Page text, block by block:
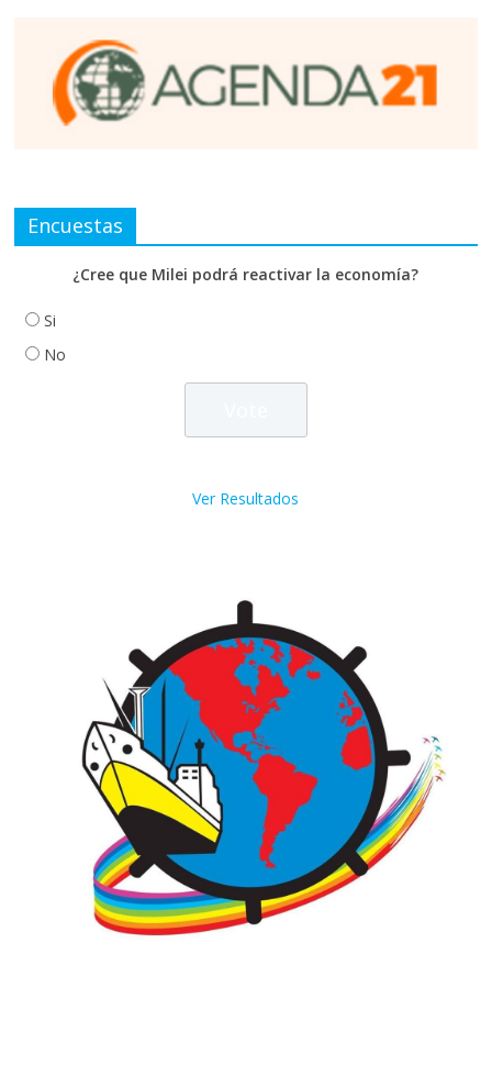
Encuestas
¿Cree que Milei podrá reactivar la economía?
Si
No
Ver Resultados